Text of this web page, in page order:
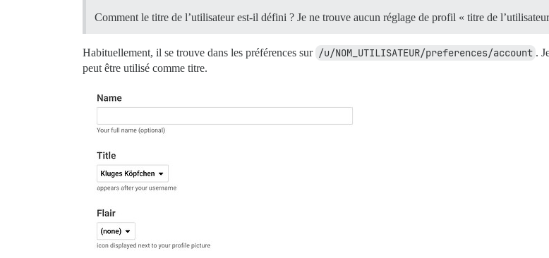
Comment le titre de l’utilisateur est-il défini ? Je ne trouve aucun réglage de profil « titre de
Habituellement, il se trouve dans les préférences sur /u/NOM_UTILISATEUR/preferences/account .
peut être utilisé comme titre.